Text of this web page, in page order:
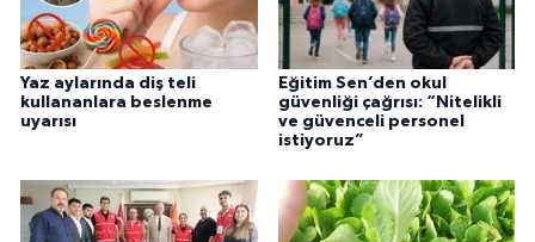
Yaz aylarında diş teli
kullananlara beslenme
uyarısı
Eğitim Sen’den okul
güvenliği çağrısı: “Nitelikli
ve güvenceli personel
istiyoruz”